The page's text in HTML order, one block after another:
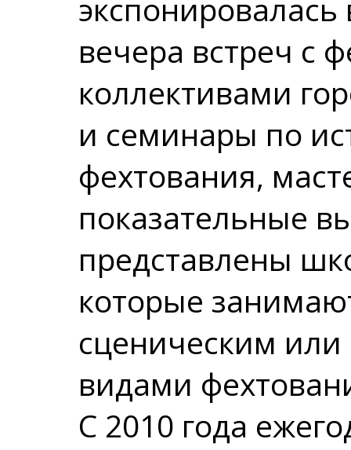
вечера встреч с
коллективами
и семинары по
фехтования,
показательные
представлены
которые
сценическим
видами
С 2010 года